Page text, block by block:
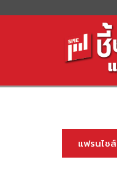
แฟรนไชส์